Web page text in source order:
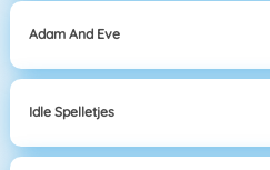
Adam And Eve
Idle Spelletjes